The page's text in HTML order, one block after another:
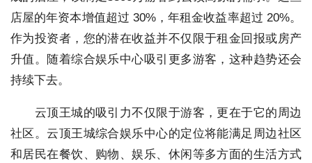
店屋的年资本增值超过 30%，年租金收益率超过 20%。
作为投资者，您的潜在收益并不仅限于租金回报或房产
升值。随着综合娱乐中心吸引更多游客，这种趋势还会
持续下去。
云顶王城的吸引力不仅限于游客，更在于它的周边
社区。云顶王城综合娱乐中心的定位将能满足周边社区
和居民在餐饮、购物、娱乐、休闲等多方面的生活方式